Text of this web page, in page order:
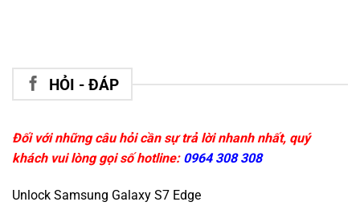
HỎI - ĐÁP
Đối với những câu hỏi cần sự trả lời nhanh nhất, quý
khách vui lòng gọi số hotline: 0964 308 308
Unlock Samsung Galaxy S7 Edge